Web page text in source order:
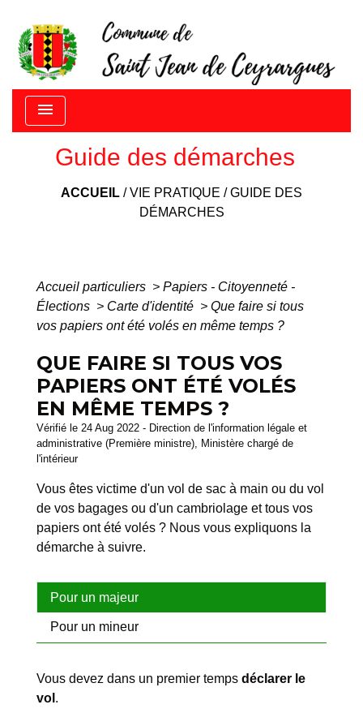
menu
Guide des démarches
ACCUEIL /VIE PRATIQUE /GUIDE DES
DÉMARCHES
Accueil particuliers > Papiers - Citoyenneté -
Élections > Carte d'identité > Que faire si tous
vos papiers ont été volés en même temps ?
QUE FAIRE SI TOUS VOS
PAPIERS ONT ÉTÉ VOLÉS
EN MÊME TEMPS ?
Vérifié le 24 Aug 2022 - Direction de l'information légale et
administrative (Première ministre), Ministère chargé de
l'intérieur
Vous êtes victime d'un vol de sac à main ou du vol
de vos bagages ou d'un cambriolage et tous vos
papiers ont été volés ? Nous vous expliquons la
démarche à suivre.
Pour un majeur
Pour un mineur
Vous devez dans un premier temps déclarer le
vol .